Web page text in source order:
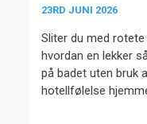
23RD JUNI 2026
Sliter du med
hvordan en lekker
på badet uten bruk
hotellfølelse